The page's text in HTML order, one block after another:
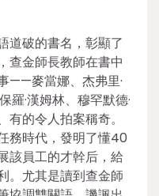
道破的書名，彰顯了
查金師長教師在書中
——麥當娜、杰弗里·
羅·漢姆林、穆罕默德·
的令人拍案稱奇。
務時代，發明了懂40
該員工的才幹后，給
。尤其是讀到查金師